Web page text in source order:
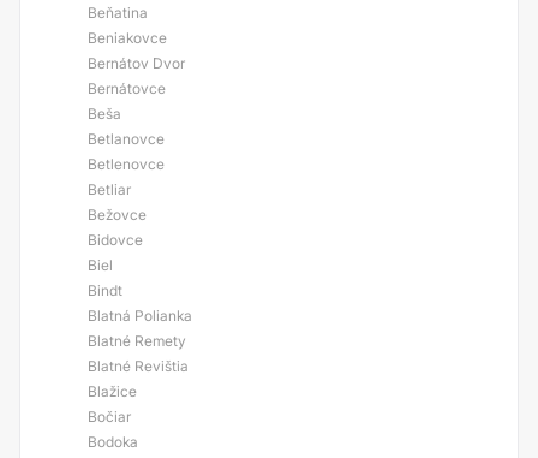
Beňatina
Beniakovce
Bernátov Dvor
Bernátovce
Beša
Betlanovce
Betlenovce
Betliar
Bežovce
Bidovce
Biel
Bindt
Blatná Polianka
Blatné Remety
Blatné Revištia
Blažice
Bočiar
Bodoka